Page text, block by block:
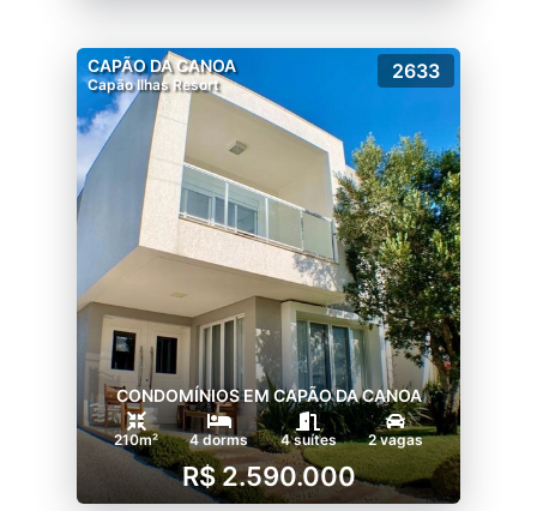
CAPÃO DA CANOA
Capão Ilhas Resort
2633
CONDOMÍNIOS EM CAPÃO DA CANOA
210m² 4 dorms 4 suítes 2 vagas
R$ 2.590.000